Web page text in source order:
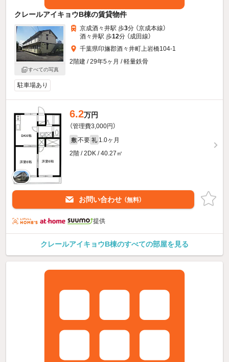
クレールアイキョウB棟の賃貸物件
すべての写真
京成酒々井駅 歩3分 （京成本線）
酒々井駅 歩12分 （成田線）
千葉県印旛郡酒々井町上岩橋104-1
2階建 / 29年5ヶ月 / 軽量鉄骨
駐車場あり
6.2万円
（管理費3,000円）
敷 不要 礼 1.0ヶ月
2階 / 2DK / 40.27㎡
お問い合わせ （無料）
提供
クレールアイキョウB棟のすべての部屋を見る